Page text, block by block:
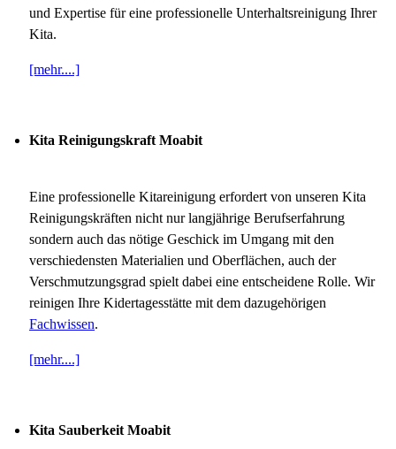
und Expertise für eine professionelle Unterhaltsreinigung Ihrer
Kita.
[mehr....]
Kita Reinigungskraft Moabit
Eine professionelle Kitareinigung erfordert von unseren Kita
Reinigungskräften nicht nur langjährige Berufserfahrung
sondern auch das nötige Geschick im Umgang mit den
verschiedensten Materialien und Oberflächen, auch der
Verschmutzungsgrad spielt dabei eine entscheidene Rolle. Wir
reinigen Ihre Kidertagesstätte mit dem dazugehörigen
Fachwissen.
[mehr....]
Kita Sauberkeit Moabit